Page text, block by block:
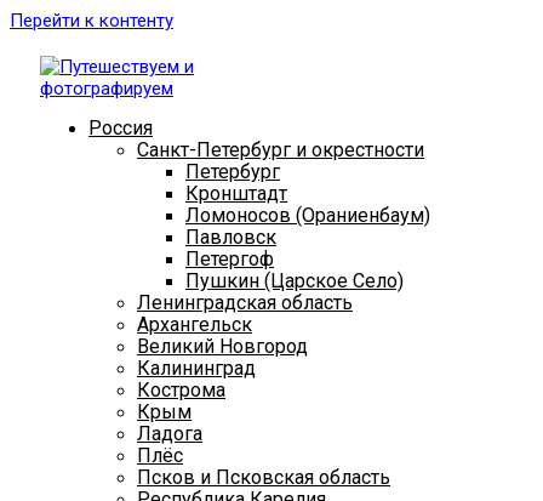
Перейти к контенту
Россия
Санкт-Петербург и окрестности
Петербург
Кронштадт
Ломоносов (Ораниенбаум)
Павловск
Петергоф
Пушкин (Царское Село)
Ленинградская область
Архангельск
Великий Новгород
Калининград
Кострома
Крым
Ладога
Плёс
Псков и Псковская область